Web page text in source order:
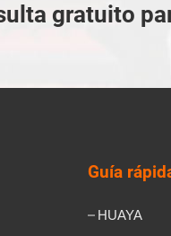
gratuito
Guía
HUAYA